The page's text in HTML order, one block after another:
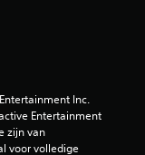
Inc.
Entertainment
zijn van
voor volledige